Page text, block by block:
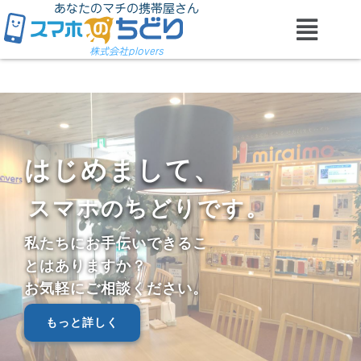
あなたのマチの携帯屋さん
株式会社plovers
私たちにお手伝いできるこ
とはありますか？
お気軽にご相談ください。
もっと詳しく